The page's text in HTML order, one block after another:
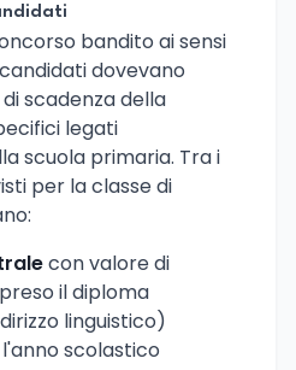
bandito ai sensi
dovevano
scadenza della
legati
scuola primaria. Tra i
per la classe di
con valore di
il diploma
linguistico)
scolastico